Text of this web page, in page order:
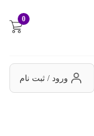
0
ورود / ثبت نام